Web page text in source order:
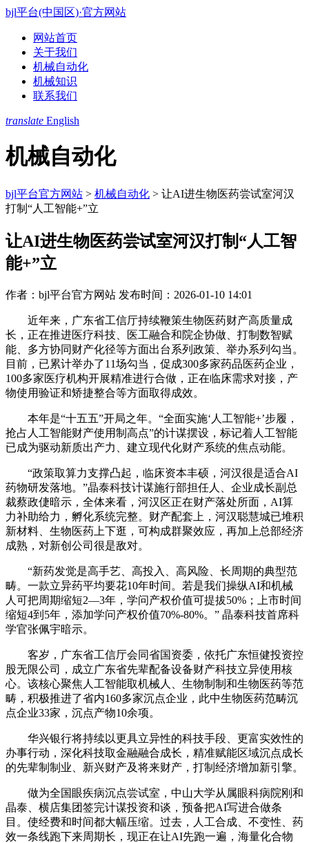
bjl平台(中国区)·官方网站
网站首页
关于我们
机械自动化
机械知识
联系我们
translate English
机械自动化
bjl平台官方网站 > 机械自动化 > 让AI进生物医药尝试室河汉
打制“人工智能+”立
让AI进生物医药尝试室河汉打制“人工智
能+”立
作者：bjl平台官方网站 发布时间：2026-01-10 14:01
近年来，广东省工信厅持续鞭策生物医药财产高质量成
长，正在推进医疗科技、医工融合和院企协做、打制数智赋
能、多方协同财产化径等方面出台系列政策、举办系列勾当。
目前，已累计举办了11场勾当，促成300多家药品医药企业，
100多家医疗机构开展精准进行合做，正在临床需求对接，产
物使用验证和矫捷整合等方面取得成效。
本年是“十五五”开局之年。“全面实施‘人工智能+’步履，
抢占人工智能财产使用制高点”的计谋摆设，标记着人工智能
已成为驱动新质出产力、建立现代化财产系统的焦点动能。
“政策取算力支撑凸起，临床资本丰硕，河汉很是适合AI
药物研发落地。”晶泰科技计谋施行部担任人、企业成长副总
裁蔡政倢暗示，全体来看，河汉区正在财产落处所面，AI算
力补助给力，孵化系统完整。财产配套上，河汉聪慧城已堆积
新材料、生物医药上下逛，可构成群聚效应，再加上总部经济
成熟，对新创公司很是敌对。
“新药发觉是高手艺、高投入、高风险、长周期的典型范
畴。一款立异药平均要花10年时间。若是我们操纵AI和机械
人可把周期缩短2—3年，学问产权价值可提拔50%；上市时间
缩短4到5年，添加学问产权价值70%-80%。” 晶泰科技首席科
学官张佩宇暗示。
客岁，广东省工信厅会同省国资委，依托广东恒健投资控
股无限公司，成立广东省先辈配备设备财产科技立异使用核
心。该核心聚焦人工智能取机械人、生物制制和生物医药等范
畴，积极推进了省内160多家沉点企业，此中生物医药范畴沉
点企业33家，沉点产物10余项。
华兴银行将持续以更具立异性的科技手段、更富实效性的
办事行动，深化科技取金融融合成长，精准赋能区域沉点成长
的先辈制制业、新兴财产及将来财产，打制经济增加新引擎。
做为全国眼疾病沉点尝试室，中山大学从属眼科病院刚和
晶泰、横店集团签完计谋投资和谈，预备把AI写进合做条
目。使经费和时间都大幅压缩。过去，人工合成、不变性、药
效一条线跑下来周期长，现正在让AI先跑一遍，海量化合物